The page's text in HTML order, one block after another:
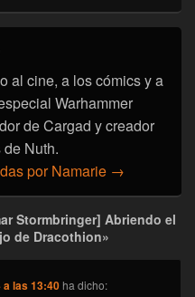
al cine, a los cómics y a
Warhammer
de Cargad y creador
Nuth.
por Namarie →
Stormbringer] Abriendo el
de Dracothion»
a las 13:40 ha dicho: